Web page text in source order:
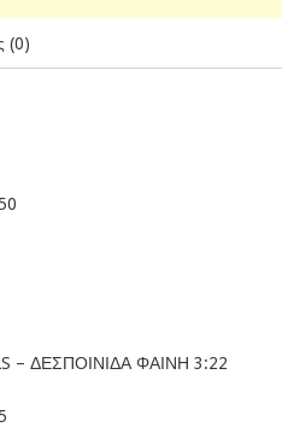
(0)
– ΔΕΣΠΟΙΝΙΔΑ ΦΑΙΝΗ 3:22